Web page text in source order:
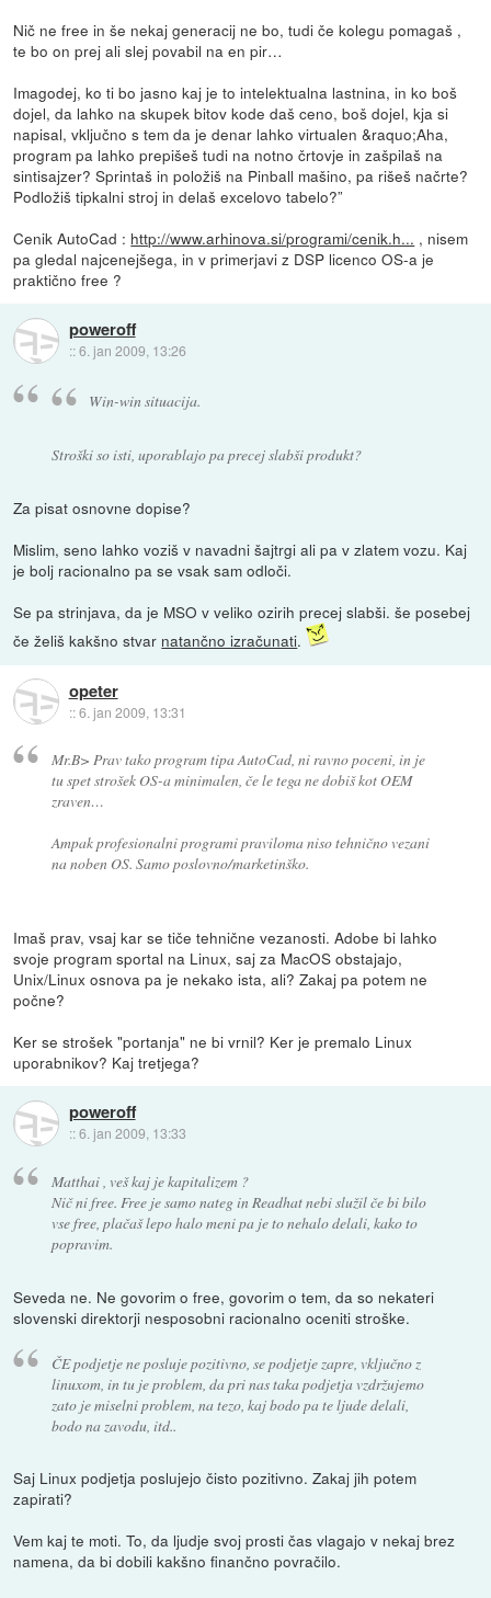
Nič ne free in še nekaj generacij ne bo, tudi če kolegu pomagaš ,
te bo on prej ali slej povabil na en pir…
Imagodej, ko ti bo jasno kaj je to intelektualna lastnina, in ko boš
dojel, da lahko na skupek bitov kode daš ceno, boš dojel, kja si
napisal, vključno s tem da je denar lahko virtualen &raquo;Aha,
program pa lahko prepišeš tudi na notno črtovje in zašpilaš na
sintisajzer? Sprintaš in položiš na Pinball mašino, pa rišeš načrte?
Podložiš tipkalni stroj in delaš excelovo tabelo?”
Cenik AutoCad : http://www.arhinova.si/programi/cenik.h... , nisem
pa gledal najcenejšega, in v primerjavi z DSP licenco OS-a je
praktično free ?
poweroff
::6. jan 2009, 13:26
Win-win situacija.
Stroški so isti, uporablajo pa precej slabši produkt?
Za pisat osnovne dopise?
Mislim, seno lahko voziš v navadni šajtrgi ali pa v zlatem vozu. Kaj
je bolj racionalno pa se vsak sam odloči.
Se pa strinjava, da je MSO v veliko ozirih precej slabši. še posebej
če želiš kakšno stvar natančno izračunati.
opeter
::6. jan 2009, 13:31
Mr.B> Prav tako program tipa AutoCad, ni ravno poceni, in je
tu spet strošek OS-a minimalen, če le tega ne dobiš kot OEM
zraven…
Ampak profesionalni programi praviloma niso tehnično vezani
na noben OS. Samo poslovno/marketinško.
Imaš prav, vsaj kar se tiče tehnične vezanosti. Adobe bi lahko
svoje program sportal na Linux, saj za MacOS obstajajo,
Unix/Linux osnova pa je nekako ista, ali? Zakaj pa potem ne
počne?
Ker se strošek "portanja" ne bi vrnil? Ker je premalo Linux
uporabnikov? Kaj tretjega?
poweroff
::6. jan 2009, 13:33
Matthai , veš kaj je kapitalizem ?
Nič ni free. Free je samo nateg in Readhat nebi služil če bi bilo
vse free, plačaš lepo halo meni pa je to nehalo delali, kako to
popravim.
Seveda ne. Ne govorim o free, govorim o tem, da so nekateri
slovenski direktorji nesposobni racionalno oceniti stroške.
ČE podjetje ne posluje pozitivno, se podjetje zapre, vključno z
linuxom, in tu je problem, da pri nas taka podjetja vzdržujemo
zato je miselni problem, na tezo, kaj bodo pa te ljude delali,
bodo na zavodu, itd..
Saj Linux podjetja poslujejo čisto pozitivno. Zakaj jih potem
zapirati?
Vem kaj te moti. To, da ljudje svoj prosti čas vlagajo v nekaj brez
namena, da bi dobili kakšno finančno povračilo.